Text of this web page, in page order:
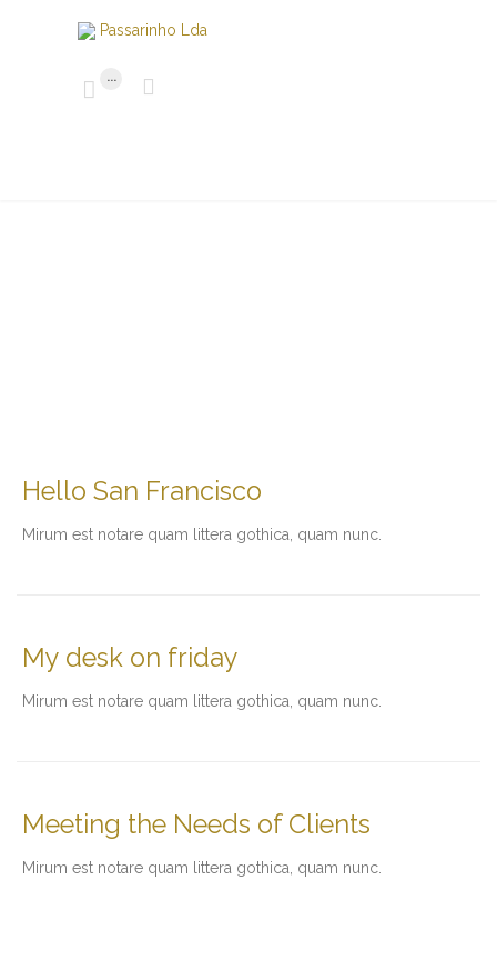
 ... 
Hello San Francisco
Мirum est notare quam littera gothica, quam nunc.
My desk on friday
Мirum est notare quam littera gothica, quam nunc.
Meeting the Needs of Clients
Мirum est notare quam littera gothica, quam nunc.